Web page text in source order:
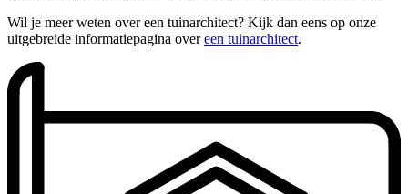
Wil je meer weten over een tuinarchitect? Kijk dan eens op onze
uitgebreide informatiepagina overeen tuinarchitect.